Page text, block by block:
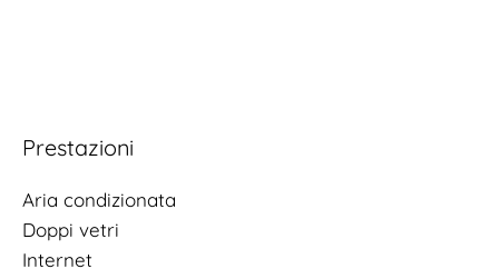
Prestazioni
Aria condizionata
Doppi vetri
Internet